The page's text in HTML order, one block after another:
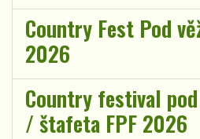
Country Fest Pod
2026
Country festival
/ štafeta FPF 2026